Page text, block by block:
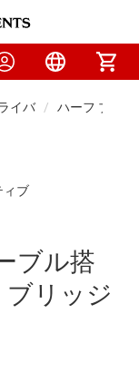
イバ ハーフ ブリ
ブル搭
ブリッジ